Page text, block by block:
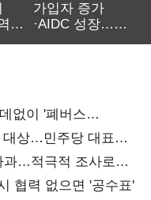
대
가입자 증가
·AIDC 성장…
없이 '폐버스
대상…민주당 대표로
과…적극적 조사로
협력 없으면 '공수표'